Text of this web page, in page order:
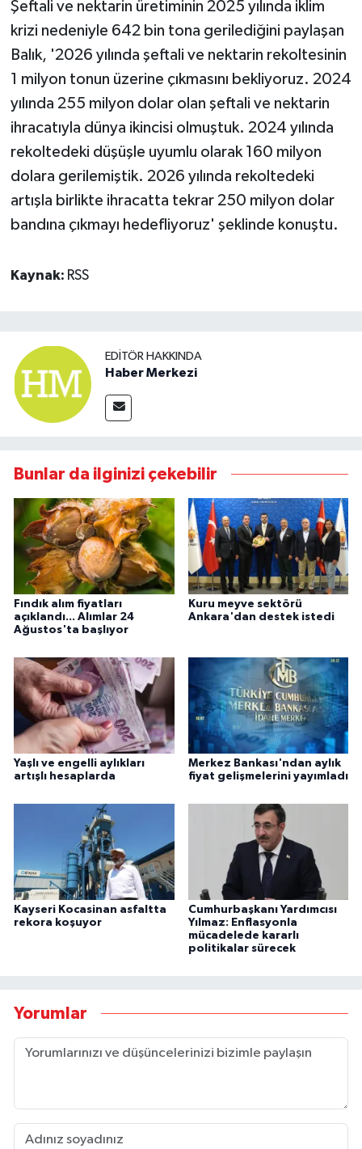
Şeftali ve nektarin üretiminin 2025 yılında iklim
krizi nedeniyle 642 bin tona gerilediğini paylaşan
Balık, '2026 yılında şeftali ve nektarin rekoltesinin
1 milyon tonun üzerine çıkmasını bekliyoruz. 2024
yılında 255 milyon dolar olan şeftali ve nektarin
ihracatıyla dünya ikincisi olmuştuk. 2024 yılında
rekoltedeki düşüşle uyumlu olarak 160 milyon
dolara gerilemiştik. 2026 yılında rekoltedeki
artışla birlikte ihracatta tekrar 250 milyon dolar
bandına çıkmayı hedefliyoruz' şeklinde konuştu.
Kaynak: RSS
EDITÖR HAKKINDA
Haber Merkezi
Bunlar da ilginizi çekebilir
Fındık alım fiyatları
açıklandı... Alımlar 24
Ağustos'ta başlıyor
Kuru meyve sektörü
Ankara'dan destek istedi
Yaşlı ve engelli aylıkları
artışlı hesaplarda
Merkez Bankası'ndan aylık
fiyat gelişmelerini yayımladı
Kayseri Kocasinan asfaltta
rekora koşuyor
Cumhurbaşkanı Yardımcısı
Yılmaz: Enflasyonla
mücadelede kararlı
politikalar sürecek
Yorumlar